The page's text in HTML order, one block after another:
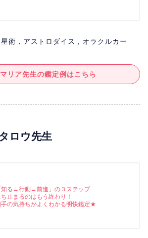
星術，アストロダイス，オラクルカー
リア先生の鑑定例はこちら
ロウ先生
知る→行動→前進」の３ステップ
止まるのはもう終わり！
手の気持ちがよくわかる明快鑑定★